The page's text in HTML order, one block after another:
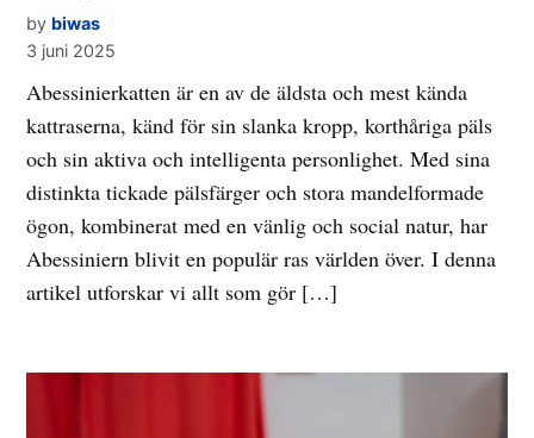
by biwas
3 juni 2025
Abessinierkatten är en av de äldsta och mest kända
kattraserna, känd för sin slanka kropp, korthåriga päls
och sin aktiva och intelligenta personlighet. Med sina
distinkta tickade pälsfärger och stora mandelformade
ögon, kombinerat med en vänlig och social natur, har
Abessiniern blivit en populär ras världen över. I denna
artikel utforskar vi allt som gör […]